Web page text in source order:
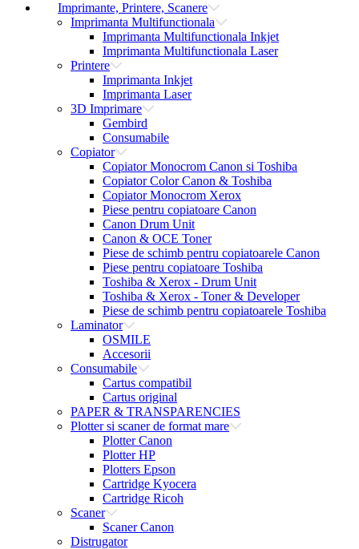
Imprimante, Printere, Scanere
Imprimanta Multifunctionala
Imprimanta Multifunctionala Inkjet
Imprimanta Multifunctionala Laser
Printere
Imprimanta Inkjet
Imprimanta Laser
3D Imprimare
Gembird
Consumabile
Copiator
Copiator Monocrom Canon si Toshiba
Copiator Color Canon & Toshiba
Copiator Monocrom Xerox
Piese pentru copiatoare Canon
Canon Drum Unit
Canon & OCE Toner
Piese de schimb pentru copiatoarele Canon
Piese pentru copiatoare Toshiba
Toshiba & Xerox - Drum Unit
Toshiba & Xerox - Toner & Developer
Piese de schimb pentru copiatoarele Toshiba
Laminator
OSMILE
Accesorii
Consumabile
Cartus compatibil
Cartus original
PAPER & TRANSPARENCIES
Plotter si scaner de format mare
Plotter Canon
Plotter HP
Plotters Epson
Cartridge Kyocera
Cartridge Ricoh
Scaner
Scaner Canon
Distrugator